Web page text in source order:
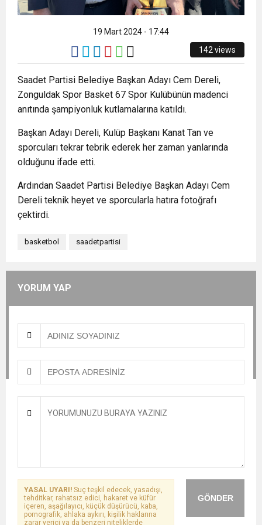
19 Mart 2024 - 17:44
142 views
Saadet Partisi Belediye Başkan Adayı Cem Dereli,
Zonguldak Spor Basket 67 Spor Kulübünün madenci
anıtında şampiyonluk kutlamalarına katıldı.
Başkan Adayı Dereli, Kulüp Başkanı Kanat Tan ve
sporcuları tekrar tebrik ederek her zaman yanlarında
olduğunu ifade etti.
Ardından Saadet Partisi Belediye Başkan Adayı Cem
Dereli teknik heyet ve sporcularla hatıra fotoğrafı
çektirdi.
basketbol saadetpartisi
YORUM YAP
GÖNDER
YASAL UYARI! Suç teşkil edecek, yasadışı,
tehditkar, rahatsız edici, hakaret ve küfür
içeren, aşağılayıcı, küçük düşürücü, kaba,
pornografik, ahlaka aykırı, kişilik haklarına
zarar verici ya da benzeri niteliklerde